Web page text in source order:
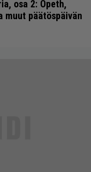
osa 2: Opeth,
muut päätöspäivän